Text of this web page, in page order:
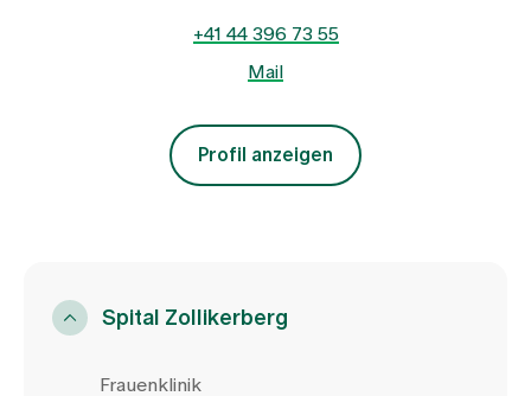
+41 44 396 73 55
Mail
Profil anzeigen
Spital Zollikerberg
Frauenklinik